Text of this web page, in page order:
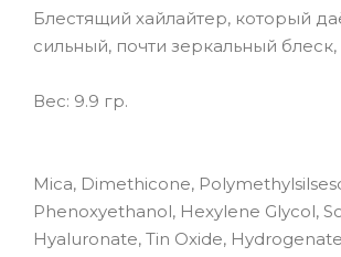
Блестящий хайлайтер, который
сильный, почти зеркальный
Вес: 9.9 гр.
Mica, Dimethicone,
Phenoxyethanol, Hexylene Glycol,
Hyaluronate, Tin Oxide,